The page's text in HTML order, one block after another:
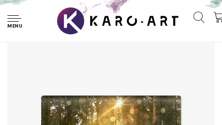
MENU
Fotobehang - Hert in zonnig bos, premium print, inclusief
behanglijm